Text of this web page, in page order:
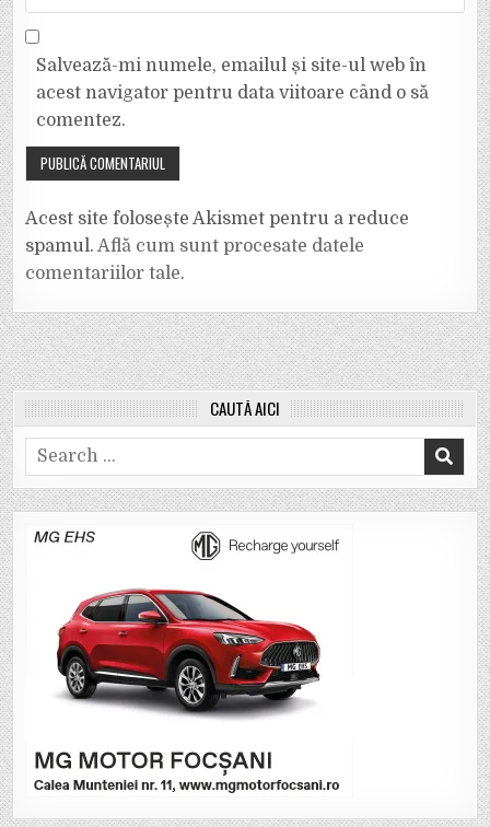
Salvează-mi numele, emailul și site-ul web în
acest navigator pentru data viitoare când o să
comentez.
Acest site folosește Akismet pentru a reduce
spamul. Află cum sunt procesate datele
comentariilor tale.
CAUTĂ AICI
Search
for: